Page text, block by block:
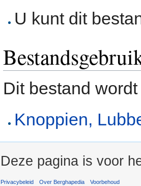
U kunt dit
Dit bestand
Knoppien,
Deze pagina is voor
Privacybeleid Over Berghapedia Voorbehoud